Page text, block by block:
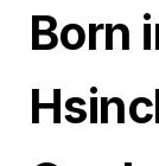
Born